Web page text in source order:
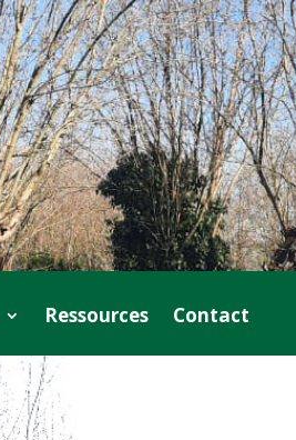
Ressources Contact